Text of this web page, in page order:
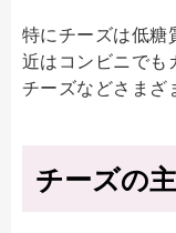
特にチーズは低糖
近はコンビニでも
チーズなどさまざ
チーズの